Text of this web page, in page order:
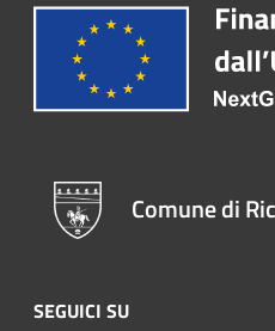
Comune di
SEGUICI SU